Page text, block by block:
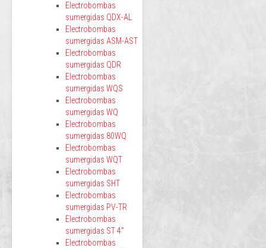
Electrobombas
sumergidas QDX-AL
Electrobombas
sumergidas ASM-AST
Electrobombas
sumergidas QDR
Electrobombas
sumergidas WQS
Electrobombas
sumergidas WQ
Electrobombas
sumergidas 80WQ
Electrobombas
sumergidas WQT
Electrobombas
sumergidas SHT
Electrobombas
sumergidas PV-TR
Electrobombas
sumergidas ST 4"
Electrobombas